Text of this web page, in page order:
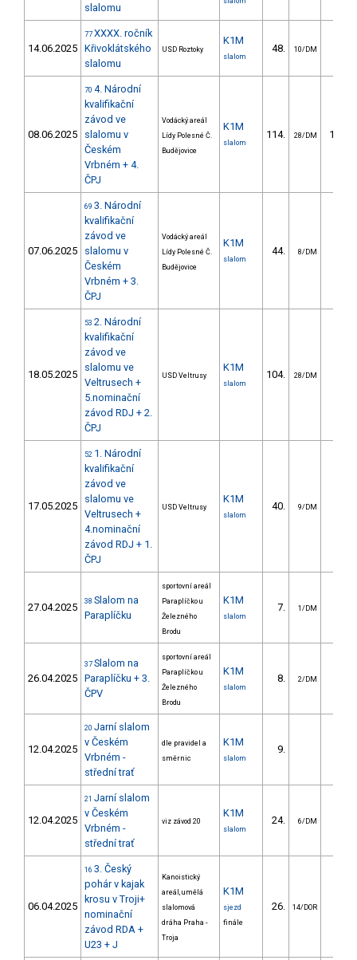
slalomu
14.06.2025
77 XXXX. ročník
Křivoklátského
slalomu
USD Roztoky
K1M
slalom
48. 10/DM
08.06.2025
70 4. Národní
kvalifikační
závod ve
slalomu v
Českém
Vrbném + 4.
ČPJ
Vodácký areál
Lídy Polesné Č.
Budějovice
K1M
slalom
114. 28/DM
07.06.2025
69 3. Národní
kvalifikační
závod ve
slalomu v
Českém
Vrbném + 3.
ČPJ
Vodácký areál
Lídy Polesné Č.
Budějovice
K1M
slalom
44. 8/DM
18.05.2025
53 2. Národní
kvalifikační
závod ve
slalomu ve
Veltrusech +
5.nominační
závod RDJ + 2.
ČPJ
USD Veltrusy
K1M
slalom
104. 28/DM
17.05.2025
52 1. Národní
kvalifikační
závod ve
slalomu ve
Veltrusech +
4.nominační
závod RDJ + 1.
ČPJ
USD Veltrusy
K1M
slalom
40. 9/DM
27.04.2025 38 Slalom na
Paraplíčku
sportovní areál
Paraplíčko u
Železného
Brodu
K1M
slalom
7. 1/DM
26.04.2025
37 Slalom na
Paraplíčku + 3.
ČPV
sportovní areál
Paraplíčko u
Železného
Brodu
K1M
slalom
8. 2/DM
12.04.2025
20 Jarní slalom
v Českém
Vrbném -
střední trať
dle pravidel a
směrnic
K1M
slalom
9.
12.04.2025
21 Jarní slalom
v Českém
Vrbném -
střední trať
viz závod 20
K1M
slalom
24. 6/DM
06.04.2025
16 3. Český
pohár v kajak
krosu v Troji+
nominační
závod RDA +
U23 + J
Kanoistický
areál, umělá
slalomová
dráha Praha -
Troja
K1M
sjezd
finále
26. 14/DOR